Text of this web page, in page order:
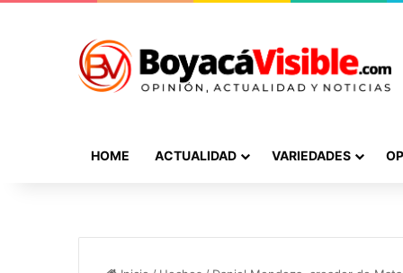
HOME ACTUALIDAD VARIEDADES